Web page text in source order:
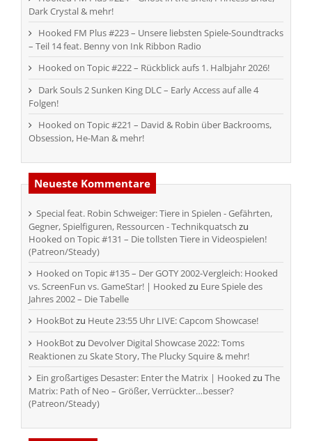
Dark Crystal & mehr!
Hooked FM Plus #223 – Unsere liebsten Spiele-Soundtracks
– Teil 14 feat. Benny von Ink Ribbon Radio
Hooked on Topic #222 – Rückblick aufs 1. Halbjahr 2026!
Dark Souls 2 Sunken King DLC – Early Access auf alle 4
Folgen!
Hooked on Topic #221 – David & Robin über Backrooms,
Obsession, He-Man & mehr!
Neueste Kommentare
Special feat. Robin Schweiger: Tiere in Spielen - Gefährten,
Gegner, Spielfiguren, Ressourcen - Technikquatsch zu
Hooked on Topic #131 – Die tollsten Tiere in Videospielen!
(Patreon/Steady)
Hooked on Topic #135 – Der GOTY 2002-Vergleich: Hooked
vs. ScreenFun vs. GameStar! | Hooked zu Eure Spiele des
Jahres 2002 – Die Tabelle
HookBotzu Heute 23:55 Uhr LIVE: Capcom Showcase!
HookBotzu Devolver Digital Showcase 2022: Toms
Reaktionen zu Skate Story, The Plucky Squire & mehr!
Ein großartiges Desaster: Enter the Matrix | Hooked zu The
Matrix: Path of Neo – Größer, Verrückter…besser?
(Patreon/Steady)